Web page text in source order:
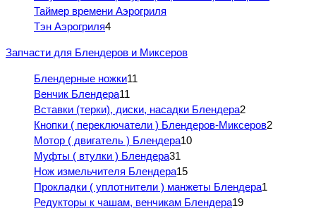
Таймер времени Аэрогриля
Тэн Аэрогриля4
Запчасти для Блендеров и Миксеров
Блендерные ножки11
Венчик Блендера11
Вставки (терки), диски, насадки Блендера2
Кнопки ( переключатели ) Блендеров-Миксеров2
Мотор ( двигатель ) Блендера10
Муфты ( втулки ) Блендера31
Нож измельчителя Блендера15
Прокладки ( уплотнители ) манжеты Блендера1
Редукторы к чашам, венчикам Блендера19